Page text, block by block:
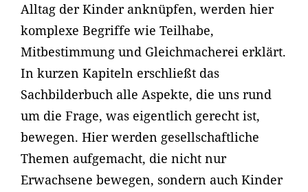
Alltag der Kinder anknüpfen, werden hier
komplexe Begriffe wie Teilhabe,
Mitbestimmung und Gleichmacherei erklärt.
In kurzen Kapiteln erschließt das
Sachbilderbuch alle Aspekte, die uns rund
um die Frage, was eigentlich gerecht ist,
bewegen. Hier werden gesellschaftliche
Themen aufgemacht, die nicht nur
Erwachsene bewegen, sondern auch Kinder